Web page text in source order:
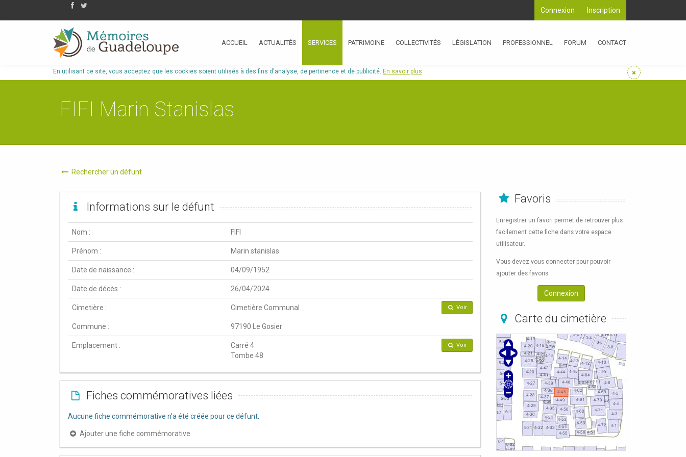
Inscription
Connexion
ACCUEIL ACTUALITÉS SERVICES PATRIMOINE COLLECTIVITÉS LÉGISLATION PROFESSIONNEL FORUM CONTACT
En utilisant ce site, vous acceptez que les cookies soient utilisés à des fins d'analyse, de pertinence et de publicité. En savoir plus
FIFI Marin Stanislas
Rechercher un défunt
Informations sur le défunt
Nom : FIFI
Prénom : Marin stanislas
Date de naissance : 04/09/1952
Date de décès : 26/04/2024
Cimetière : Cimetière Communal Voir
Commune : 97190 Le Gosier
Emplacement :
Carré 4
Tombe 48
Voir
Fiches commémoratives liées
Aucune fiche commémorative n'a été créée pour ce défunt.
Ajouter une fiche commémorative
Favoris
Enregistrer un favori permet de retrouver plus
facilement cette fiche dans votre espace
utilisateur.
Vous devez vous connecter pour pouvoir
ajouter des favoris.
Connexion
Carte du cimetière